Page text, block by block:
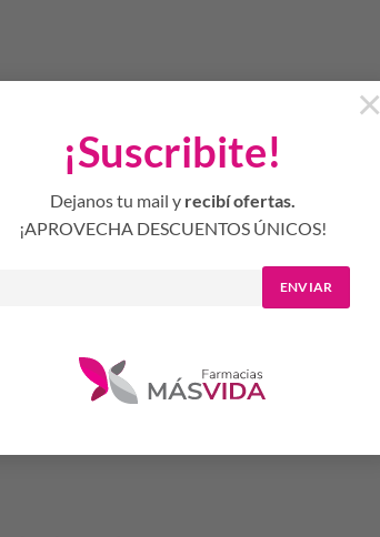
¡Suscribite!
Dejanos tu mail y recibí ofertas.
¡APROVECHA DESCUENTOS ÚNICOS!
ENVIAR
×
más largas y tupidas
de los ojos y con los párpados cerrados, rociar el spray
durante unos 5 segundos y abrirlos. Se recomienda